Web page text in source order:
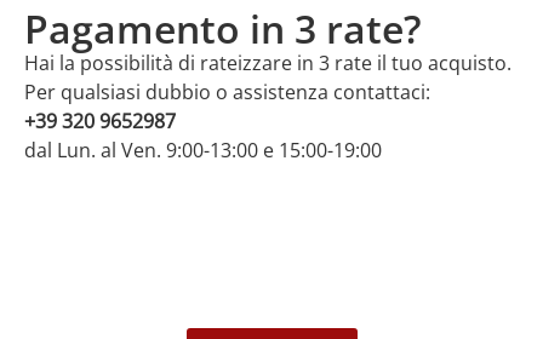
Pagamento in 3 rate?
Hai la possibilità di rateizzare in 3 rate il tuo acquisto.
Per qualsiasi dubbio o assistenza contattaci:
+39 320 9652987
dal Lun. al Ven. 9:00-13:00 e 15:00-19:00